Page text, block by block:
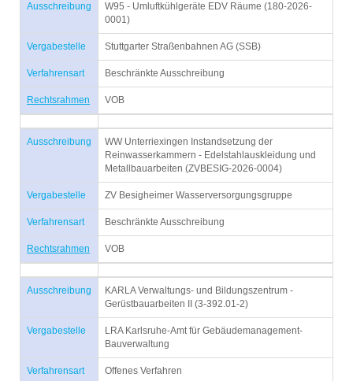
Ausschreibung
W95 - Umluftkühlgeräte EDV Räume (180-2026-
0001)
Vergabestelle Stuttgarter Straßenbahnen AG (SSB)
Verfahrensart Beschränkte Ausschreibung
Rechtsrahmen VOB
Ausschreibung
WW Unterriexingen Instandsetzung der
Reinwasserkammern - Edelstahlauskleidung und
Metallbauarbeiten (ZVBESIG-2026-0004)
Vergabestelle ZV Besigheimer Wasserversorgungsgruppe
Verfahrensart Beschränkte Ausschreibung
Rechtsrahmen VOB
Ausschreibung
KARLA Verwaltungs- und Bildungszentrum -
Gerüstbauarbeiten II (3-392.01-2)
Vergabestelle
LRA Karlsruhe-Amt für Gebäudemanagement-
Bauverwaltung
Verfahrensart Offenes Verfahren